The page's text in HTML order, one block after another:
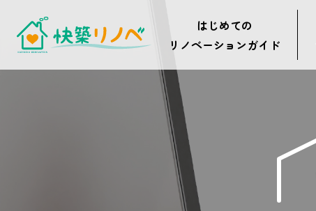
はじめての
リノベーションガイド